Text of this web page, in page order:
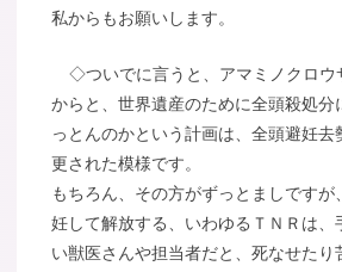
私からもお願いします。
◇ついでに言うと、アマミノクロウ
からと、世界遺産のために全頭殺処分
っとんのかという計画は、全頭避妊去
更された模様です。
もちろん、その方がずっとましですが
妊して解放する、いわゆるＴＮＲは、
い獣医さんや担当者だと、死なせたり